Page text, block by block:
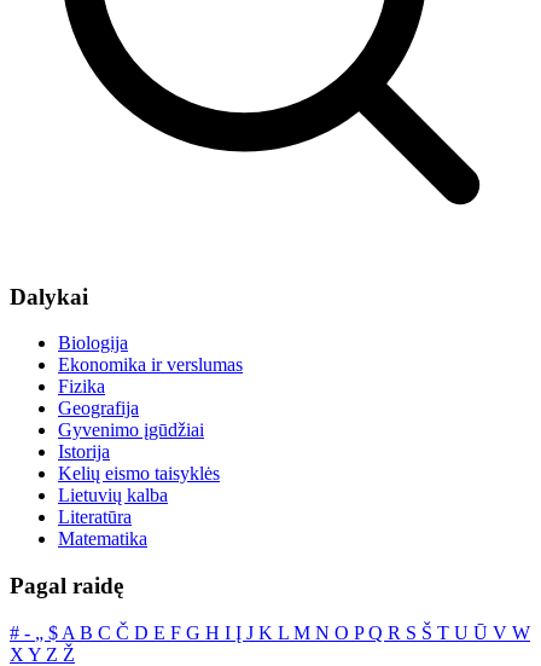
Dalykai
Biologija
Ekonomika ir verslumas
Fizika
Geografija
Gyvenimo įgūdžiai
Istorija
Kelių eismo taisyklės
Lietuvių kalba
Literatūra
Matematika
Pagal raidę
# ‐ „ $ A B C Č D E F G H I Į J K L M N O PQ R S Š T U Ū V W
X Y Z Ž